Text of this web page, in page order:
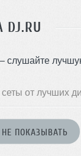
слушайте
от лучших
ПОКАЗЫВАТЬ